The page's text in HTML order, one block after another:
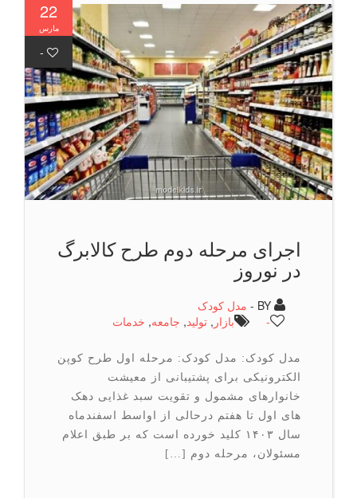
22
مارس
-
اجرای مرحله دوم طرح کالابرگ
در نوروز
مدل کودک
بازار
,تولید,جامعه,خدمات
مدل کودک: مدل کودک: مرحله اول طرح کوپن
الکترونیکی برای پشتیبانی از معیشت
خانوارهای مشمول و تقویت سبد غذایی دهک
های اول تا هفتم درحالی از اواسط اسفندماه
سال ۱۴۰۳ کلید خورده است که بر طبق اعلام
مسئولان، مرحله دوم […]